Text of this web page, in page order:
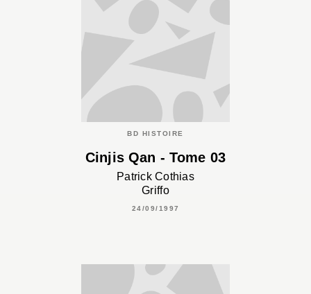
BD HISTOIRE
Cinjis Qan - Tome 03
Patrick Cothias
Griffo
24/09/1997